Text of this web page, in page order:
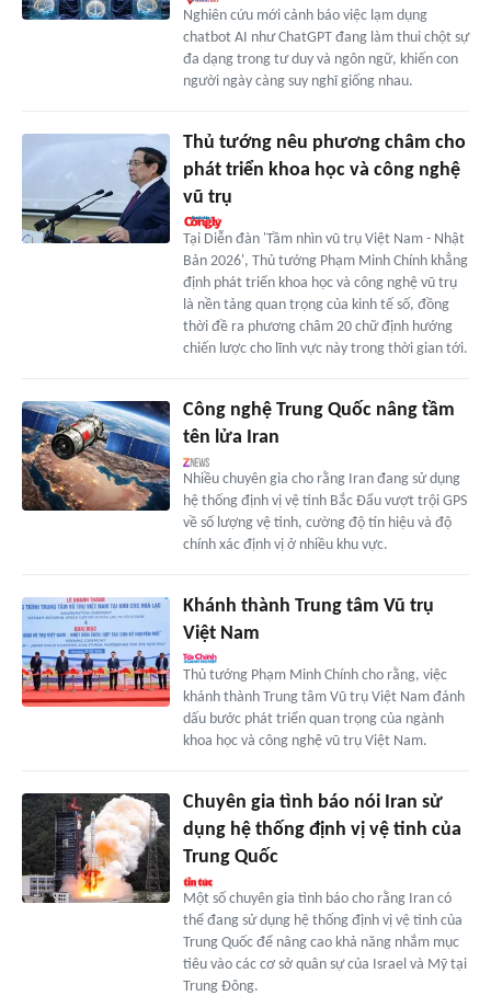
Nghiên cứu mới cảnh báo việc lạm dụng
chatbot AI như ChatGPT đang làm thui chột sự
đa dạng trong tư duy và ngôn ngữ, khiến con
người ngày càng suy nghĩ giống nhau.
Thủ tướng nêu phương châm cho
phát triển khoa học và công nghệ
vũ trụ
Tại Diễn đàn 'Tầm nhìn vũ trụ Việt Nam - Nhật
Bản 2026', Thủ tướng Phạm Minh Chính khẳng
định phát triển khoa học và công nghệ vũ trụ
là nền tảng quan trọng của kinh tế số, đồng
thời đề ra phương châm 20 chữ định hướng
chiến lược cho lĩnh vực này trong thời gian tới.
Công nghệ Trung Quốc nâng tầm
tên lửa Iran
Nhiều chuyên gia cho rằng Iran đang sử dụng
hệ thống định vị vệ tinh Bắc Đẩu vượt trội GPS
về số lượng vệ tinh, cường độ tín hiệu và độ
chính xác định vị ở nhiều khu vực.
Khánh thành Trung tâm Vũ trụ
Việt Nam
Thủ tướng Phạm Minh Chính cho rằng, việc
khánh thành Trung tâm Vũ trụ Việt Nam đánh
dấu bước phát triển quan trọng của ngành
khoa học và công nghệ vũ trụ Việt Nam.
Chuyên gia tình báo nói Iran sử
dụng hệ thống định vị vệ tinh của
Trung Quốc
Một số chuyên gia tình báo cho rằng Iran có
thể đang sử dụng hệ thống định vị vệ tinh của
Trung Quốc để nâng cao khả năng nhắm mục
tiêu vào các cơ sở quân sự của Israel và Mỹ tại
Trung Đông.